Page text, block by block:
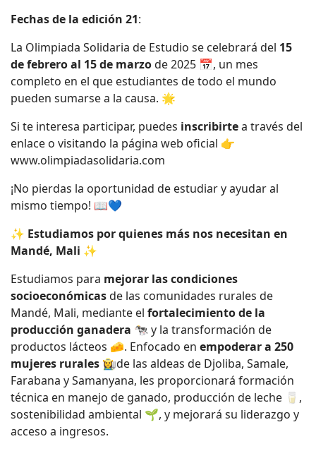
Fechas de la edición 21:
La Olimpiada Solidaria de Estudio se celebrará del 15
de febrero al 15 de marzode 2025 📅, un mes
completo en el que estudiantes de todo el mundo
pueden sumarse a la causa. 🌟
Si te interesa participar, puedes inscribirtea través del
enlace o visitando la página web oficial 👉
www.olimpiadasolidaria.com
¡No pierdas la oportunidad de estudiar y ayudar al
mismo tiempo! 📖💙
✨ Estudiamos por quienes más nos necesitan en
Mandé, Mali ✨
Estudiamos para mejorar las condiciones
socioeconómicasde las comunidades rurales de
Mandé, Mali, mediante el fortalecimiento de la
producción ganadera 🐄 y la transformación de
productos lácteos 🧀. Enfocado en empoderar a 250
mujeres rurales 👩‍🌾de las aldeas de Djoliba, Samale,
Farabana y Samanyana, les proporcionará formación
técnica en manejo de ganado, producción de leche 🥛,
sostenibilidad ambiental 🌱, y mejorará su liderazgo y
acceso a ingresos.